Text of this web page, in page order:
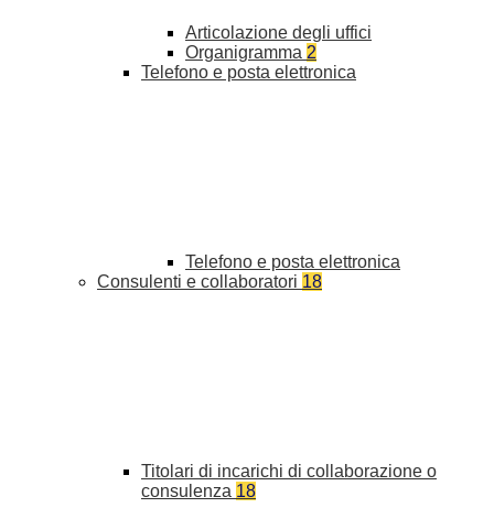
Articolazione degli uffici
Organigramma 2
Telefono e posta elettronica
Telefono e posta elettronica
Consulenti e collaboratori 18
Titolari di incarichi di collaborazione o
consulenza 18